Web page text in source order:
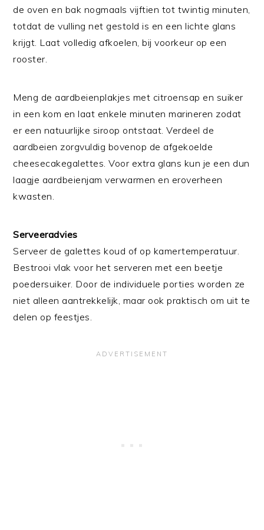
de oven en bak nogmaals vijftien tot twintig minuten,
totdat de vulling net gestold is en een lichte glans
krijgt. Laat volledig afkoelen, bij voorkeur op een
rooster.
Meng de aardbeienplakjes met citroensap en suiker
in een kom en laat enkele minuten marineren zodat
er een natuurlijke siroop ontstaat. Verdeel de
aardbeien zorgvuldig bovenop de afgekoelde
cheesecakegalettes. Voor extra glans kun je een dun
laagje aardbeienjam verwarmen en eroverheen
kwasten.
Serveeradvies
Serveer de galettes koud of op kamertemperatuur.
Bestrooi vlak voor het serveren met een beetje
poedersuiker. Door de individuele porties worden ze
niet alleen aantrekkelijk, maar ook praktisch om uit te
delen op feestjes.